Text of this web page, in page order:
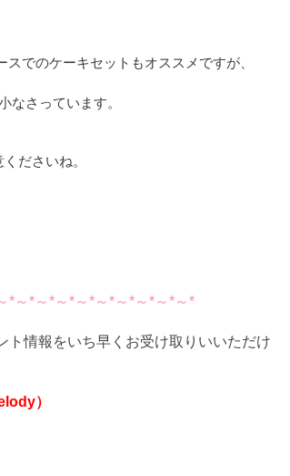
でのケーキセットもオススメですが、
なさっています。
ださいね。
*～*～*～*～*～*～*～*～*～*
ト情報をいち早くお受け取りいいただけ
）